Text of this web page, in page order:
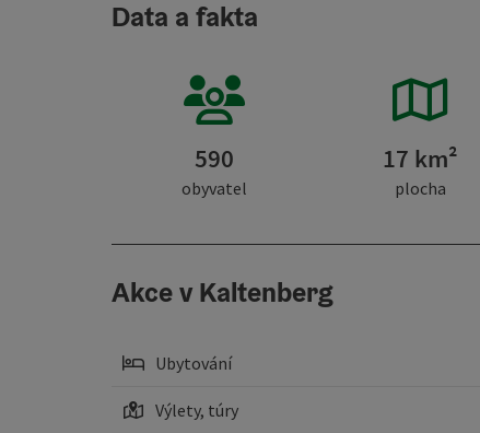
Data a fakta
590
obyvatel
17 km²
plocha
Akce v Kaltenberg
Ubytování
Výlety, túry